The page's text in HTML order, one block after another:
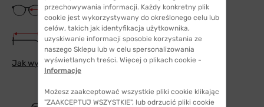
Szerokość szkła
46 mm
Długość zauszników
125 mm
Jak wybrać odpowiedni rozmiar
przechowywania informacji. Każdy konkretny plik
cookie jest wykorzystywany do określonego celu lub
celów, takich jak identyfikacja użytkownika,
uzyskiwanie informacji sposobie korzystania ze
naszego Sklepu lub w celu spersonalizowania
wyświetlanych treści. Więcej o plikach cookie -
Informacje
Możesz zaakceptować wszystkie pliki cookie klikając
"ZAAKCEPTUJ WSZYSTKIE", lub odrzucić pliki cookie